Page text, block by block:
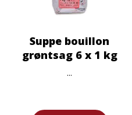
Suppe bouillon
grøntsag 6 x 1 kg
...